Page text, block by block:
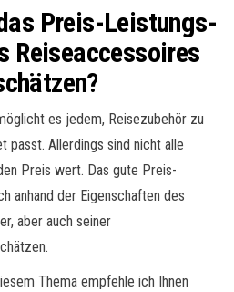
Preis-Leistungs-
Reiseaccessoires
es jedem, Reisezubehör zu
passt. Allerdings sind nicht alle
Preis wert. Das gute Preis-
anhand der Eigenschaften des
aber auch seiner
Thema empfehle ich Ihnen